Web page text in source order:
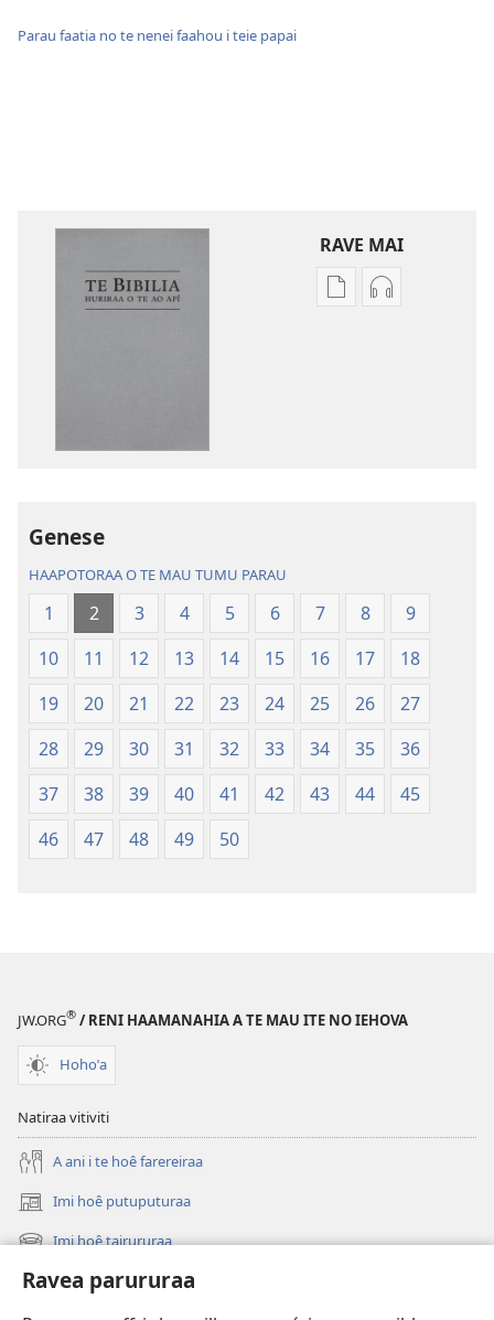
Ravea parururaa
Parau faatia no te nenei faahou i teie papai
RAVE MAI
No
o
ao
apî
No
Te
Bibilia,
Huriraa
ao
apî
Genese
HAAPOTORAA O TE MAU TUMU PARAU
1 2 3 4 5 6 7 8
9
10
11 12 13 14 15 16 17
18
19
20 21 22 23 24 25 26
27
28
29 30 31 32 33 34 35
36
37
38 39 40 41 42 43 44
45
46
47 48 49 50
JW.ORG® / RENI HAAMANAHIA A TE MAU ITE NO IEHOVA
Hohoˈa
Natiraa vitiviti
A ani i te hoê farereiraa
Imi hoê putuputuraa
(opens
new Imi hoê tairururaa
(opens
new
window)
Eaha te mea apî